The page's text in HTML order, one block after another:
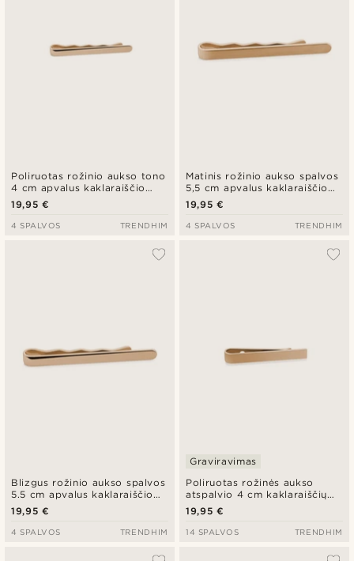
Poliruotas rožinio aukso tono
4 cm apvalus kaklaraiščio
segtukas
19,95 €
4 SPALVOS TRENDHIM
Matinis rožinio aukso spalvos
5,5 cm apvalus kaklaraiščio
segtukas
19,95 €
4 SPALVOS TRENDHIM
Blizgus rožinio aukso spalvos
5.5 cm apvalus kaklaraiščio
segtukas
19,95 €
4 SPALVOS TRENDHIM
Poliruotas rožinės aukso
atspalvio 4 cm kaklaraiščių
segtukas
Graviravimas
19,95 €
14 SPALVOS TRENDHIM